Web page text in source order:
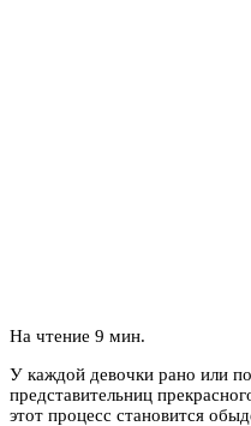
На чтение 9 мин.
У каждой девочки рано или
представительниц
этот процесс становится